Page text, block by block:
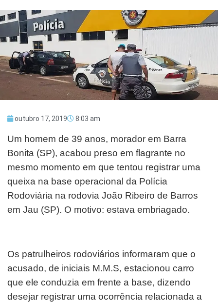
outubro 17, 2019 8:03 am
Um homem de 39 anos, morador em Barra
Bonita (SP), acabou preso em flagrante no
mesmo momento em que tentou registrar uma
queixa na base operacional da Polícia
Rodoviária na rodovia João Ribeiro de Barros
em Jau (SP). O motivo: estava embriagado.
​Os patrulheiros rodoviários informaram que o
acusado, de iniciais M.M.S, estacionou carro
que ele conduzia em frente a base, dizendo
desejar registrar uma ocorrência relacionada a